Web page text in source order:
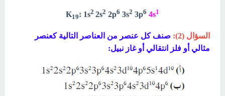
K19: 1s2 2s2 2p6 3s2 3p6 4s1
السؤال (2):
صنف كل عنصر من العناصر التالية كعنصر
مثالي أو فلز انتقالي أو غاز نبيل: